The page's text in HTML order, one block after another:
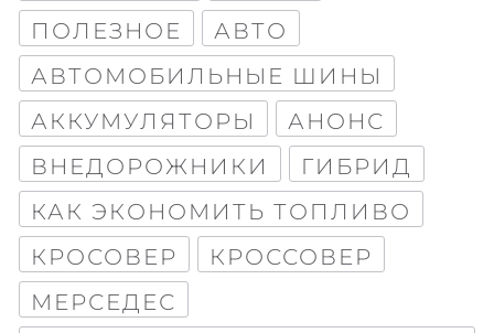
ПОЛЕЗНОЕ
АВТО
АВТОМОБИЛЬНЫЕ ШИНЫ
АККУМУЛЯТОРЫ
АНОНС
ВНЕДОРОЖНИКИ
ГИБРИД
КАК ЭКОНОМИТЬ ТОПЛИВО
КРОСОВЕР
КРОССОВЕР
МЕРСЕДЕС